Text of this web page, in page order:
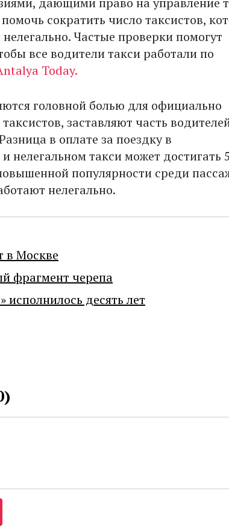
сократить число таксистов,
Частые проверки помогут
все водители такси работали по
Today.
головной болью для официально
заставляют часть
в оплате за поездку в
нелегальном такси может достигать
популярности среди
нелегально.
в Москве
фрагмент черепа
десять лет
)